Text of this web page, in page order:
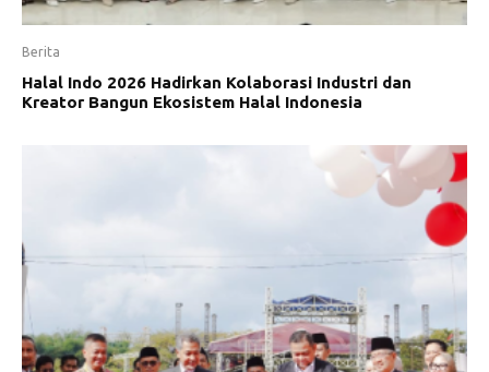
Berita
Halal Indo 2026 Hadirkan Kolaborasi Industri dan
Kreator Bangun Ekosistem Halal Indonesia